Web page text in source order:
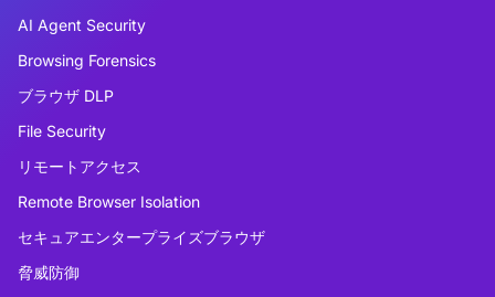
AI Agent Security
Browsing Forensics
ブラウザ DLP
File Security
リモートアクセス
Remote Browser Isolation
セキュアエンタープライズブラウザ
脅威防御